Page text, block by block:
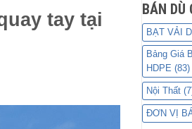
tay tại
BÁN DÙ
BẠT VẢI
Bảng Giá
HDPE (83)
Nội Thất
ĐƠN VỊ